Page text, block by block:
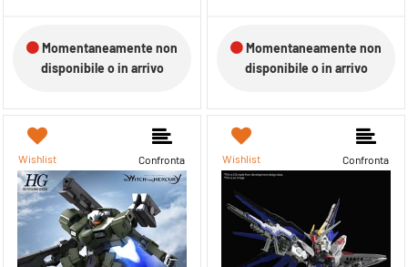
Momentaneamente non
disponibile o in arrivo
Momentaneamente non
disponibile o in arrivo
Wishlist Confronta Wishlist Confronta